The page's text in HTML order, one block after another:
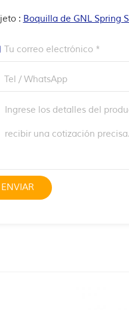
: Boquilla de GNL Spring